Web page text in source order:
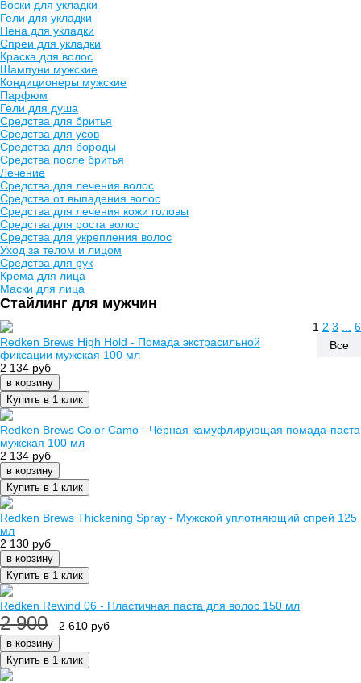
Воски для укладки
Гели для укладки
Пена для укладки
Спреи для укладки
Краска для волос
Шампуни мужские
Кондиционеры мужские
Парфюм
Гели для душа
Средства для бритья
Средства для усов
Средства для бороды
Средства после бритья
Лечение
Средства для лечения волос
Средства от выпадения волос
Средства для лечения кожи головы
Средства для роста волос
Средства для укрепления волос
Уход за телом и лицом
Средства для рук
Крема для лица
Маски для лица
Стайлинг для мужчин
1 2 3
6
Все
Redken Brews High Hold - Помада экстрасильной
фиксации мужская 100 мл
2 134 руб
в корзину
Купить в 1 клик
Redken Brews Color Camo - Чёрная камуфлирующая помада-паста
мужская 100 мл
2 134 руб
в корзину
Купить в 1 клик
Redken Brews Thickening Spray - Мужской уплотняющий спрей 125
мл
2 130 руб
в корзину
Купить в 1 клик
Redken Rewind 06 - Пластичная паста для волос 150 мл
2 900 2 610 руб
в корзину
Купить в 1 клик